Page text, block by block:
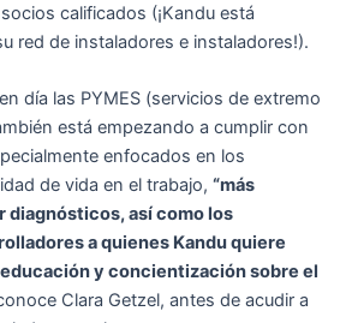
calificados (¡Kandu está
red de instaladores e instaladores!).
día las PYMES (servicios de extremo
está empezando a cumplir con
enfocados en los
de vida en el trabajo, “más
diagnósticos, así como los
a quienes Kandu quiere
y concientización sobre el
Clara Getzel, antes de acudir a